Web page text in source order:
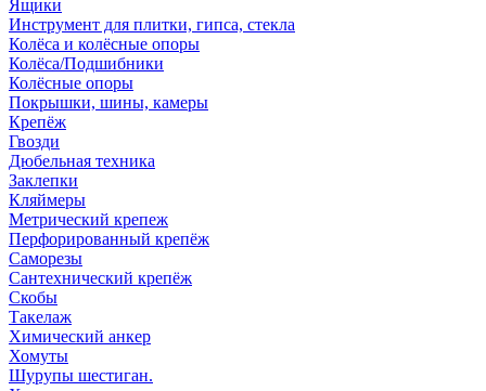
Ящики
Инструмент для плитки, гипса, стекла
Колёса и колёсные опоры
Колёса/Подшибники
Колёсные опоры
Покрышки, шины, камеры
Крепёж
Гвозди
Дюбельная техника
Заклепки
Кляймеры
Метрический крепеж
Перфорированный крепёж
Саморезы
Сантехнический крепёж
Скобы
Такелаж
Химический анкер
Хомуты
Шурупы шестиган.